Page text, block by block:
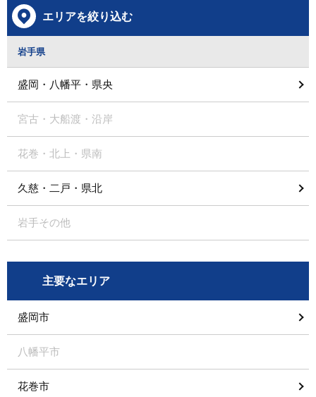
エリアを絞り込む
岩手県
盛岡・八幡平・県央
宮古・大船渡・沿岸
花巻・北上・県南
久慈・二戸・県北
岩手その他
主要なエリア
盛岡市
八幡平市
花巻市